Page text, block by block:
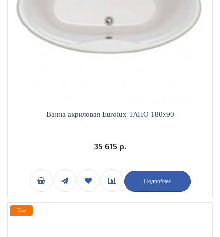
Ванна акриловая Eurolux TAHO 180x90
35 615 р.
Подробнее
Top